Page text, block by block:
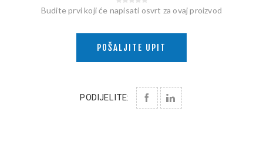
Budite prvi koji će napisati osvrt za ovaj proizvod
POŠALJITE UPIT
PODIJELITE: